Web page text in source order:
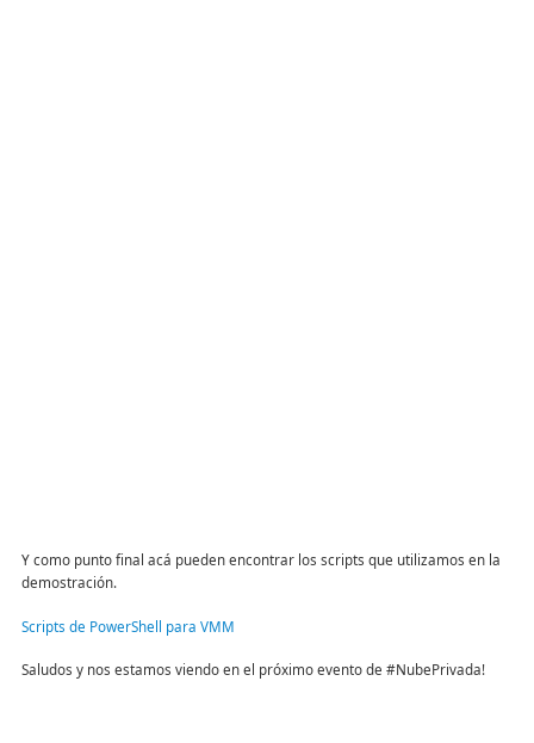
Y como punto final acá pueden encontrar los scripts que utilizamos en la
demostración.
Scripts de PowerShell para VMM
Saludos y nos estamos viendo en el próximo evento de #NubePrivada!